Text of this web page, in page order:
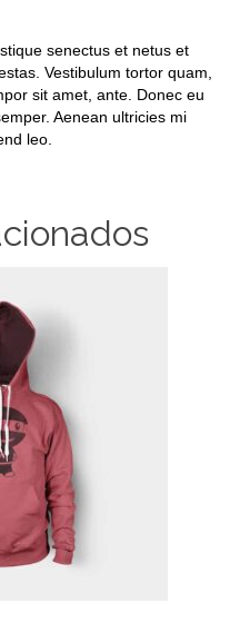
senectus et netus et
Vestibulum tortor quam,
sit amet, ante. Donec eu
Aenean ultricies mi
leo.
CARRITO